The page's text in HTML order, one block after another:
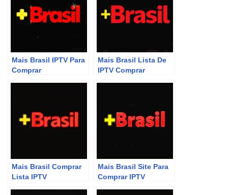
Mais Brasil IPTV Para
Comprar
Mais Brasil Lista De
IPTV Comprar
Mais Brasil Comprar
Lista IPTV
Mais Brasil Site Para
Comprar IPTV